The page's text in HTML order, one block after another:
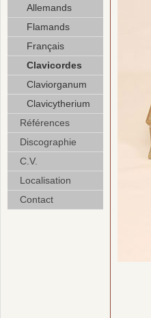
Allemands
Flamands
Français
Clavicordes
Claviorganum
Clavicytherium
Références
Discographie
C.V.
Localisation
Contact